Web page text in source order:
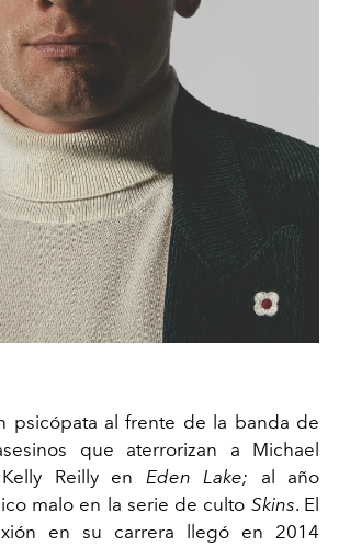
psicópata al frente de la banda de
que aterrorizan a Michael
Reilly en Eden Lake; al año
malo en la serie de culto Skins. El
en su carrera llegó en 2014